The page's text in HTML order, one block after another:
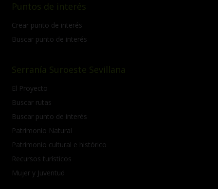
Puntos de interés
Crear punto de interés
Buscar punto de interés
Serranía Suroeste Sevillana
El Proyecto
Buscar rutas
Buscar punto de interés
Patrimonio Natural
Patrimonio cultural e histórico
Recursos turísticos
Mujer y Juventud